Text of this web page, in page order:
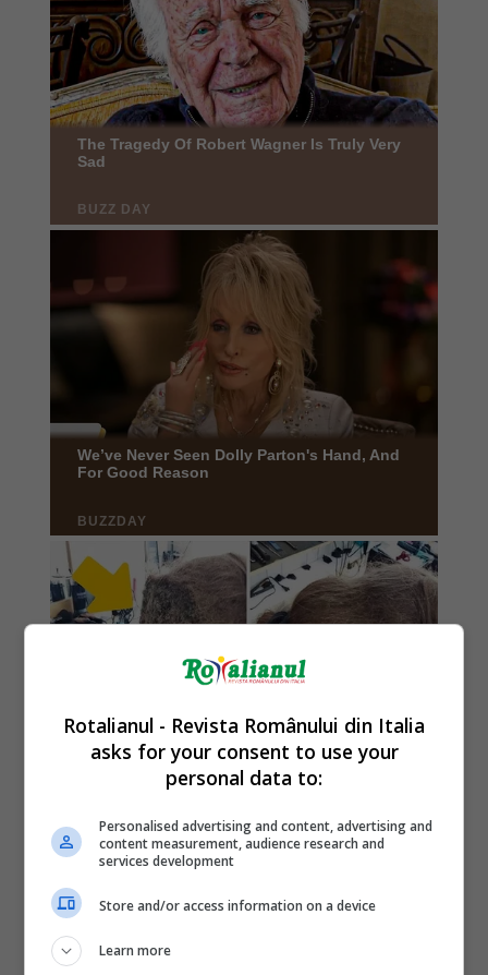
Rotalianul - Revista Românului din Italia
asks for your consent to use your
personal data to:
Personalised advertising and content, advertising and
content measurement, audience research and
services development
Store and/or access information on a device
Learn more